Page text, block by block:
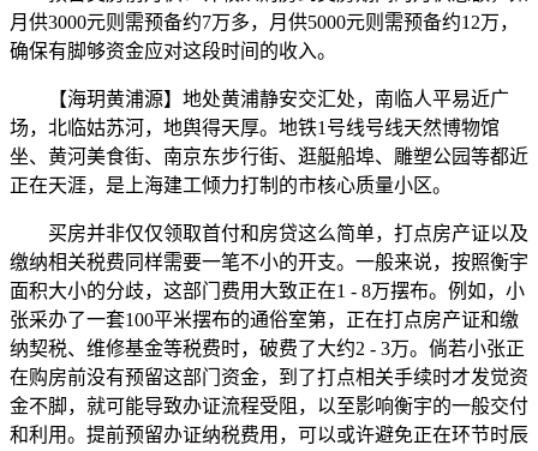
月供3000元则需预备约7万多，月供5000元则需预备约12万，
确保有脚够资金应对这段时间的收入。
【海玥黄浦源】地处黄浦静安交汇处，南临人平易近广
场，北临姑苏河，地舆得天厚。地铁1号线号线天然博物馆
坐、黄河美食街、南京东步行街、逛艇船埠、雕塑公园等都近
正在天涯，是上海建工倾力打制的市核心质量小区。
买房并非仅仅领取首付和房贷这么简单，打点房产证以及
缴纳相关税费同样需要一笔不小的开支。一般来说，按照衡宇
面积大小的分歧，这部门费用大致正在1 - 8万摆布。例如，小
张采办了一套100平米摆布的通俗室第，正在打点房产证和缴
纳契税、维修基金等税费时，破费了大约2 - 3万。倘若小张正
在购房前没有预留这部门资金，到了打点相关手续时才发觉资
金不脚，就可能导致办证流程受阻，以至影响衡宇的一般交付
和利用。提前预留办证纳税费用，可以或许避免正在环节时辰